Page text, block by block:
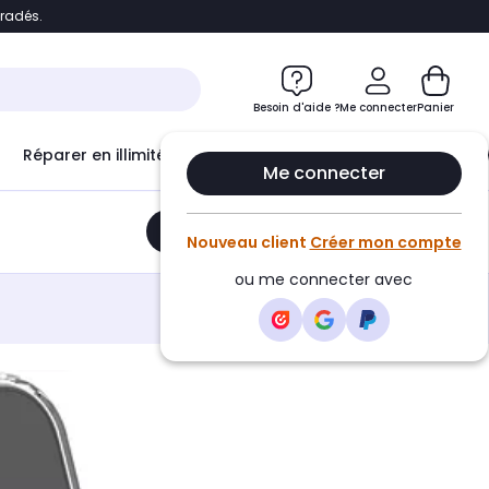
Accéder directement au chatbot
Besoin d'aide ?Me connecter
Me connecter
Nouveau client Créer mon compte
ou me connecter avec
Panier
Réparer en illimité avec Le Club Infinity
Ajouter au panier